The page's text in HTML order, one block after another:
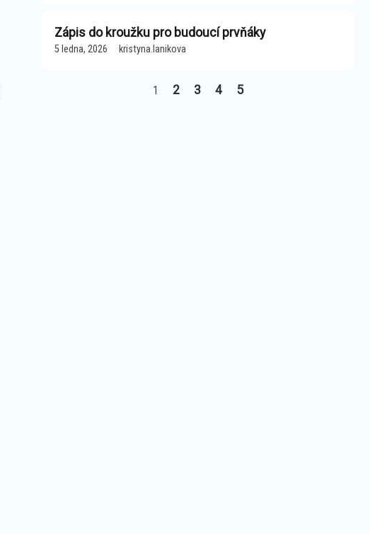
Zápis do kroužku pro budoucí prvňáky
5 ledna, 2026 kristyna.lanikova
1 2 3 4 5